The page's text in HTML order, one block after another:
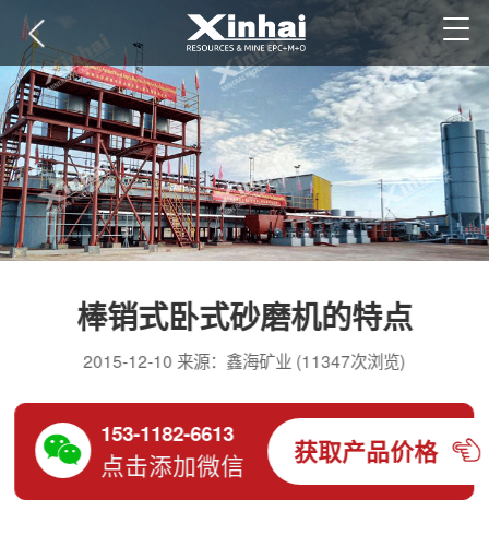
棒销式卧式砂磨机的特点
2015-12-10 来源：鑫海矿业 (11347次浏览)
153-1182-6613
点击添加微信 获取产品价格